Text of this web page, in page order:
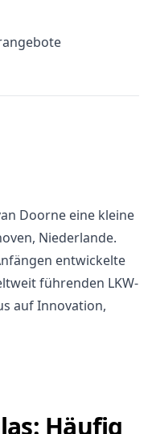
Doorne eine kleine
Niederlande.
entwickelte
führenden LKW-
auf Innovation,
Häufig